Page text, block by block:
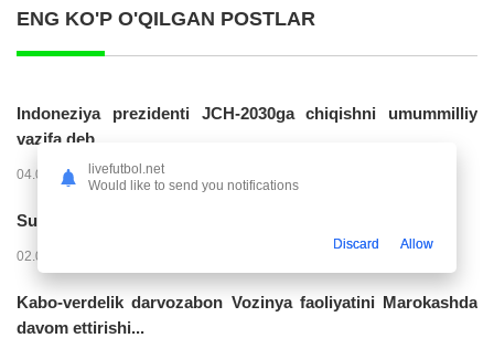
ENG KO'P O'QILGAN POSTLAR
Indoneziya prezidenti JCH-2030ga chiqishni umummilliy
vazifa deb...
04.08.2026 02:11 14220
Superliga. “Buxoro” - “Lokomotiv”...
02.08.2026 03:08
Kabo-verdelik darvozabon Vozinya faoliyatini Marokashda
davom ettirishi...
livefutbol.net
Would like to send you notifications
Discard Allow